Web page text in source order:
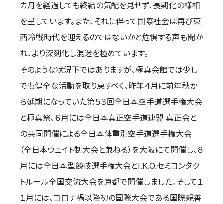
入門のご案内
青少年部・保護者の方へ
一般の部・壮年部の方
会員制度
取材のお申し込み
よくある質問
本サイトについて
プライバシーポリシー
サイトマップ
カ月を経過しても終結の気配を見せず、長期化の様相
を呈しています。また、それに伴って国際社会は再び東
西冷戦時代を迎えるのではないかと危惧する声も聞か
れ、より深刻化し混迷を極めています。
そのような状況下ではありますが、極真会館では少し
でも健全な活動を取り戻すべく、昨年４月に前年秋か
ら延期になっていた第５３回全日本空手道選手権大会
と極真祭、６月には全日本真正空手道連盟 真正会と
の共同開催による全日本体重別空手道選手権大会
（全日本ウェイト制大会と兼ねる）を大阪にて開催し、８
月には全日本型競技選手権大会とI.K.O.セミコンタク
トルール全国交流大会を京都で開催しました。そして１
１月には、コロナ禍以降初の国際大会である国際親善